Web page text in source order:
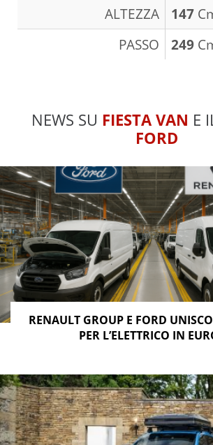
ALTEZZA 147
PASSO
249
NEWS SU FIESTA VAN E
FORD
RENAULT GROUP E FORD
PER L’ELETTRICO IN